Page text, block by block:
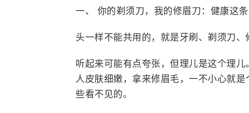
一、 你的剃须刀，我的修眉刀：健康这
头一样不能共用的，就是牙刷、剃须刀、
听起来可能有点夸张，但理儿是这个理
人皮肤细嫩，拿来修眉毛，一不小心就
些看不见的。